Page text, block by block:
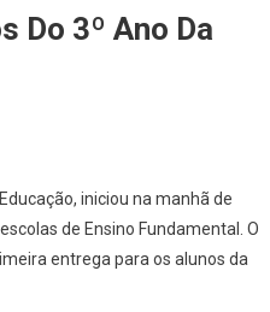
Do 3º Ano Da
iniciou na manhã de
de Ensino Fundamental. O
entrega para os alunos da